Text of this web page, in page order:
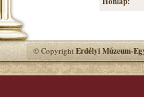
© CopyrightErdélyi Múzeum-